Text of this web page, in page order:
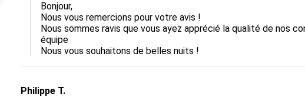
Bonjour,
Nous vous remercions pour votre avis !
Nous sommes ravis que vous ayez apprécié la qualité de nos
équipe
Nous vous souhaitons de belles nuits !
Philippe T.